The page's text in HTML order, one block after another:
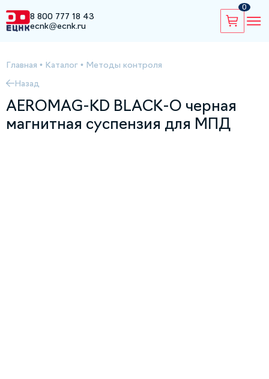
8 800 777 18 43
ecnk@ecnk.ru
0
Главная • Каталог • Методы контроля
Назад
AEROMAG-KD BLACK-O черная
магнитная суспензия для МПД